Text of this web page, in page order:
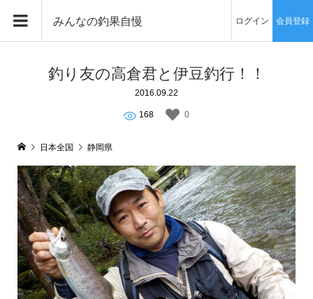
みんなの釣果自慢 ログイン 会員登録
釣り友の高倉君と伊豆釣行！！
2016.09.22
168 0
日本全国 静岡県